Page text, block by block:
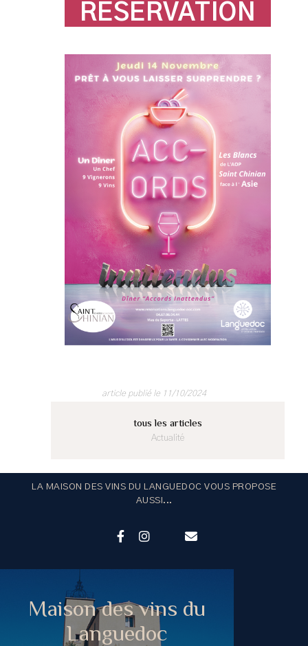
RESERVATION
article publié le 11/10/2024
tous les articles
Actualité
LA MAISON DES VINS DU LANGUEDOC VOUS PROPOSE
AUSSI...
Maison des vins du
Languedoc